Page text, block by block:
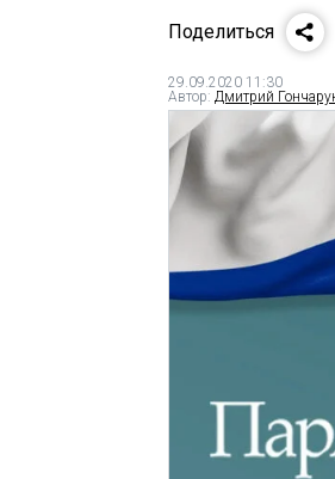
Поделиться
29.09.2020 11:30
Автор: Дмитрий